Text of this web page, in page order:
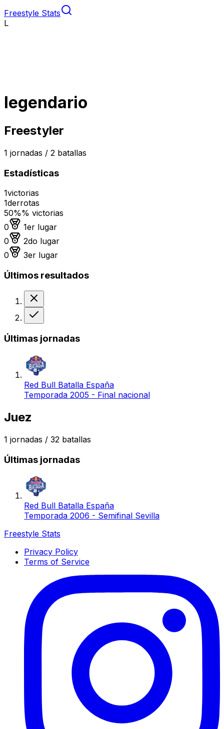
Freestyle Stats
L
legendario
Freestyler
1 jornadas / 2 batallas
Estadísticas
1victorias
1derrotas
50%% victorias
0
Medalla de oro
1er lugar
0
Medalla de plata
2do lugar
0
Medalla de bronce
3er lugar
Últimos resultados
Últimas jornadas
Red Bull Batalla España
Temporada 2005 - Final nacional
Juez
1 jornadas / 32 batallas
Últimas jornadas
Red Bull Batalla España
Temporada 2006 - Semifinal Sevilla
Freestyle Stats
Privacy Policy
Terms of Service